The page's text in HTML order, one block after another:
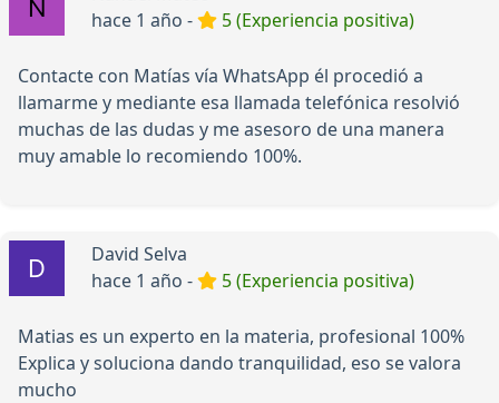
hace 1 año -
5 (Experiencia positiva)
Contacte con Matías vía WhatsApp él procedió a
llamarme y mediante esa llamada telefónica resolvió
muchas de las dudas y me asesoro de una manera
muy amable lo recomiendo 100%.
David Selva
hace 1 año -
5 (Experiencia positiva)
Matias es un experto en la materia, profesional 100%
Explica y soluciona dando tranquilidad, eso se valora
mucho